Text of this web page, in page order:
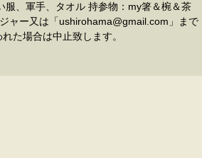
、軍手、タオル 持参物：my箸＆椀＆茶
た場合は中止致します。